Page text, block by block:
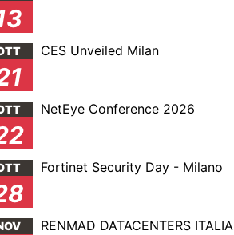
CES Unveiled Milan
NetEye Conference 2026
Fortinet Security Day - Milano
RENMAD DATACENTERS ITALIA